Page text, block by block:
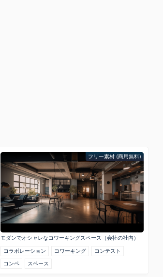
フリー素材 (商用無料)
モダンでオシャレなコワーキングスペース（会社の社内）
コラボレーション
コワーキング
コンテスト
コンペ
スペース